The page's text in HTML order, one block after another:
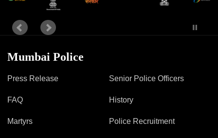
Mumbai Police
Press Release
FAQ
Martyrs
Senior Police Officers
History
Police Recruitment